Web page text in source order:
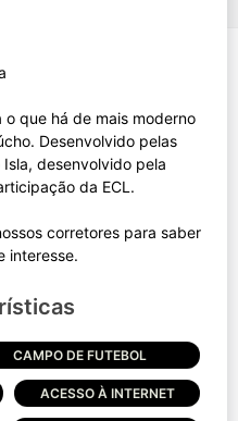
que há de mais moderno
Desenvolvido pelas
desenvolvido pela
da ECL.
corretores para saber
CAMPO DE FUTEBOL
ACESSO À INTERNET